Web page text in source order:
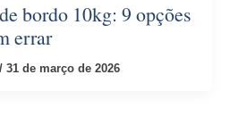
bordo 10kg: 9 opções
errar
/ 31 de março de 2026